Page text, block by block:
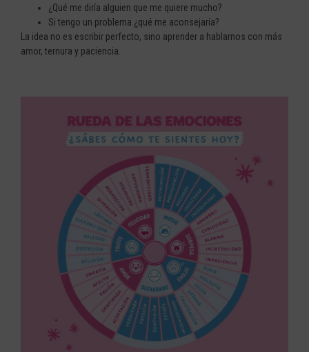
¿Qué me diría alguien que me quiere mucho?
Si tengo un problema ¿qué me aconsejaría?
La idea no es escribir perfecto, sino aprender a hablarnos con más
amor, ternura y paciencia.